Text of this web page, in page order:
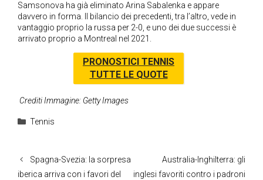
Samsonova ha già eliminato Arina Sabalenka e appare
davvero in forma. Il bilancio dei precedenti, tra l’altro, vede in
vantaggio proprio la russa per 2-0, e uno dei due successi è
arrivato proprio a Montreal nel 2021.
PRONOSTICI TENNIS
TUTTE LE QUOTE
Crediti Immagine: Getty Images
Categorie
Tennis
Spagna-Svezia: la sorpresa
iberica arriva con i favori del
Australia-Inghilterra: gli
inglesi favoriti contro i padroni